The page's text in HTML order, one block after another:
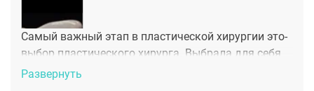
Самый важный этап в пластической хирургии это-
выбор пластического хирурга. Выбрала для себя
хирурга Алексаняна Тиграна Альбертовича,
Развернуть